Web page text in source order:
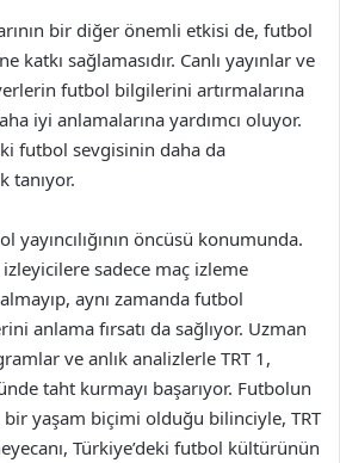
bir diğer önemli etkisi de, futbol
katkı sağlamasıdır. Canlı yayınlar ve
futbol bilgilerini artırmalarına
iyi anlamalarına yardımcı oluyor.
futbol sevgisinin daha da
tanıyor.
yayıncılığının öncüsü konumunda.
izleyicilere sadece maç izleme
aynı zamanda futbol
anlama fırsatı da sağlıyor. Uzman
ve anlık analizlerle TRT 1,
taht kurmayı başarıyor. Futbolun
yaşam biçimi olduğu bilinciyle, TRT
Türkiye’deki futbol kültürünün